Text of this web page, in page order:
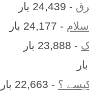
- 24,439 بار
- 24,177 بار
- 23,888 بار
؟ - 22,663 بار